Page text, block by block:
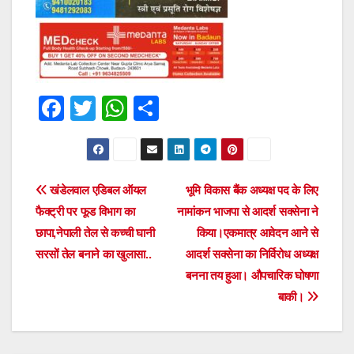
F
e
b
o
o
T
wi
tt
er
W
h
at
s
A
p
p
h
ar
Post
navigation
भूमि विकास बैंक अध्यक्ष पद के लिए
नामांकन भाजपा से आदर्श सक्सेना ने
किया।एकमात्र आवेदन आने से
आदर्श सक्सेना का निर्विरोध अध्यक्ष
बनना तय हुआ। औपचारिक घोषणा
बाकी।
खंडेलवाल एडिबल ऑयल
फैक्ट्री पर फूड विभाग का
छापा,नेपाली तेल से कच्ची घानी
सरसों तेल बनाने का खुलासा..